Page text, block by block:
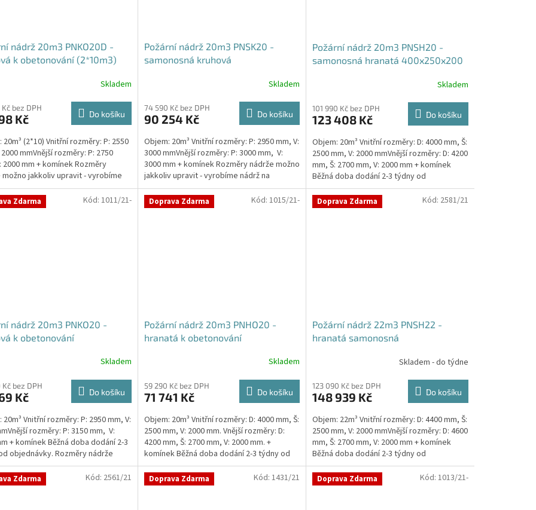
nádrž 20m3 PNKO20D -
k obetonování (2*10m3)
Skladem
bez DPH
Kč Do košíku
20m³ (2*10) Vnitřní rozměry: P: 2550
mmVnější rozměry: P: 2750
2000 mm + komínek Rozměry
možno jakkoliv upravit - vyrobíme
Požární nádrž 20m3 PNSK20 -
samonosná kruhová
Skladem
74 590 Kč bez DPH
90 254 Kč Do košíku
Objem: 20m³ Vnitřní rozměry: P: 2950 mm, V:
3000 mmVnější rozměry: P: 3000 mm, V:
3000 mm + komínek Rozměry nádrže možno
jakkoliv upravit - vyrobíme nádrž na
míru!Nádrž...
Požární nádrž 20m3 PNSH20 -
samonosná hranatá 400x250x200
Skladem
101 990 Kč bez DPH
123 408 Kč Do košíku
Objem: 20m³ Vnitřní rozměry: D: 4000 mm, Š:
2500 mm, V: 2000 mmVnější rozměry: D: 4200
mm, Š: 2700 mm, V: 2000 mm + komínek
Běžná doba dodání 2-3 týdny od
objednávky. Rozměry...
Zdarma
nádrž 20m3 PNKO20 -
k obetonování
Skladem
bez DPH
Kč Do košíku
20m³ Vnitřní rozměry: P: 2950 mm, V:
rozměry: P: 3150 mm, V:
+ komínek Běžná doba dodání 2-3
objednávky. Rozměry nádrže
Kód: 1011/21- Doprava Zdarma
Požární nádrž 20m3 PNHO20 -
hranatá k obetonování
produktu
je
z
5
hvězdiček.
Skladem
59 290 Kč bez DPH
71 741 Kč Do košíku
Objem: 20m³ Vnitřní rozměry: D: 4000 mm, Š:
2500 mm, V: 2000 mm. Vnější rozměry: D:
4200 mm, Š: 2700 mm, V: 2000 mm. +
komínek Běžná doba dodání 2-3 týdny od
objednávky....
Kód: 1015/21- Doprava Zdarma
Požární nádrž 22m3 PNSH22 -
hranatá samonosná
Skladem - do týdne
123 090 Kč bez DPH
148 939 Kč Do košíku
Objem: 22m³ Vnitřní rozměry: D: 4400 mm, Š:
2500 mm, V: 2000 mmVnější rozměry: D: 4600
mm, Š: 2700 mm, V: 2000 mm + komínek
Běžná doba dodání 2-3 týdny od
objednávky. Rozměry...
Kód: 2581/21
Zdarma Kód: 2561/21 Doprava Zdarma Kód: 1431/21 Doprava Zdarma Kód: 1013/21-